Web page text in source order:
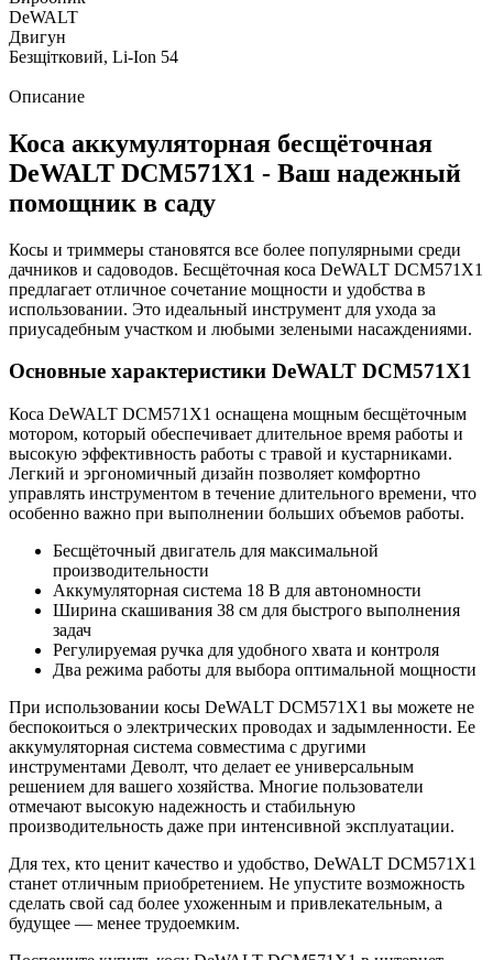
DeWALT
Двигун
Безщітковий, Li-Ion 54
Описание
Коса аккумуляторная бесщёточная
DeWALT DCM571X1 - Ваш надежный
помощник в саду
Косы и триммеры становятся все более популярными среди
дачников и садоводов. Бесщёточная коса DeWALT DCM571X1
предлагает отличное сочетание мощности и удобства в
использовании. Это идеальный инструмент для ухода за
приусадебным участком и любыми зелеными насаждениями.
Основные характеристики DeWALT DCM571X1
Коса DeWALT DCM571X1 оснащена мощным бесщёточным
мотором, который обеспечивает длительное время работы и
высокую эффективность работы с травой и кустарниками.
Легкий и эргономичный дизайн позволяет комфортно
управлять инструментом в течение длительного времени, что
особенно важно при выполнении больших объемов работы.
Бесщёточный двигатель для максимальной
производительности
Аккумуляторная система 18 В для автономности
Ширина скашивания 38 см для быстрого выполнения
задач
Регулируемая ручка для удобного хвата и контроля
Два режима работы для выбора оптимальной мощности
При использовании косы DeWALT DCM571X1 вы можете не
беспокоиться о электрических проводах и задымленности. Ее
аккумуляторная система совместима с другими
инструментами Деволт, что делает ее универсальным
решением для вашего хозяйства. Многие пользователи
отмечают высокую надежность и стабильную
производительность даже при интенсивной эксплуатации.
Для тех, кто ценит качество и удобство, DeWALT DCM571X1
станет отличным приобретением. Не упустите возможность
сделать свой сад более ухоженным и привлекательным, а
будущее — менее трудоемким.